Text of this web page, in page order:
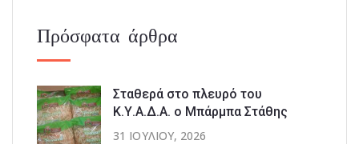
Πρόσφατα άρθρα
Σταθερά στο πλευρό του
Κ.Υ.Α.Δ.Α. ο Μπάρμπα Στάθης
31 ΙΟΥΛΊΟΥ, 2026